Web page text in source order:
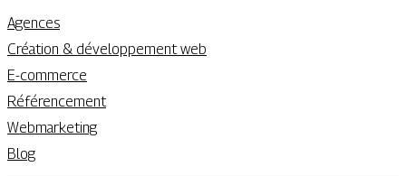
Agences
Création & développement web
E-commerce
Référencement
Webmarketing
Blog